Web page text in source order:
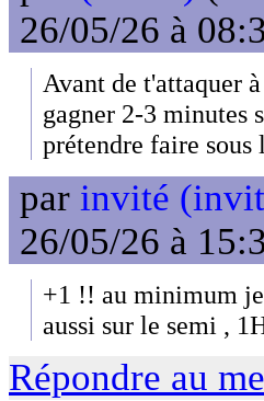
26/05/26 à
Avant de t'attaquer
gagner 2-3 minutes
prétendre faire sous
par invité
26/05/26 à
+1 !! au minimum
aussi sur le semi ,
Répondre au